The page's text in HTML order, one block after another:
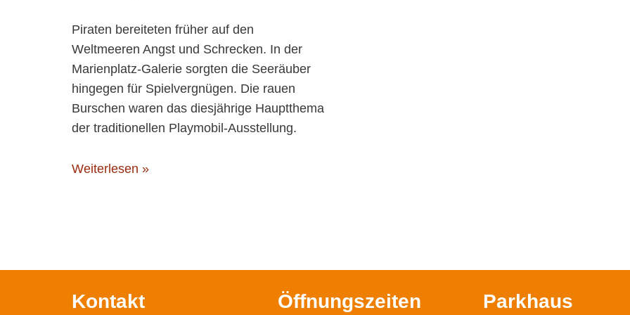
Piraten bereiteten früher auf den
Weltmeeren Angst und Schrecken. In der
Marienplatz-Galerie sorgten die Seeräuber
hingegen für Spielvergnügen. Die rauen
Burschen waren das diesjährige Hauptthema
der traditionellen Playmobil-Ausstellung.
Weiterlesen »
Kontakt Öffnungszeiten Parkhaus